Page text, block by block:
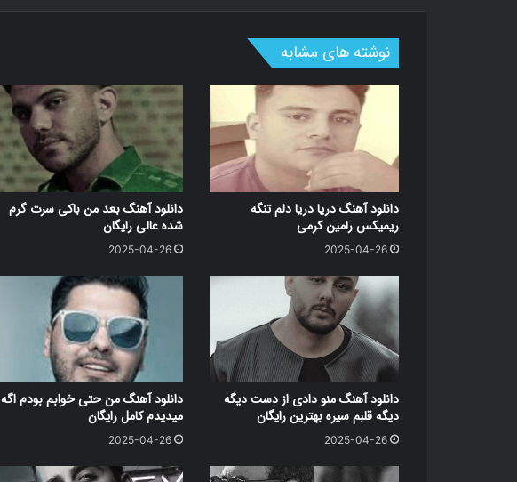
نوشته های مشابه
دانلود آهنگ دریا دریا دلم تنگه
ریمیکس رامین کرمی
2025-04-26
دانلود آهنگ بعد من باکی سرت گرم
شده عالی رایگان
2025-04-26
دانلود آهنگ منو دادی از دست دیگه
دیگه قلبم سیره بهترین رایگان
2025-04-26
دانلود آهنگ من حتی خوابم بودم اگه
میدیدم کامل رایگان
2025-04-26